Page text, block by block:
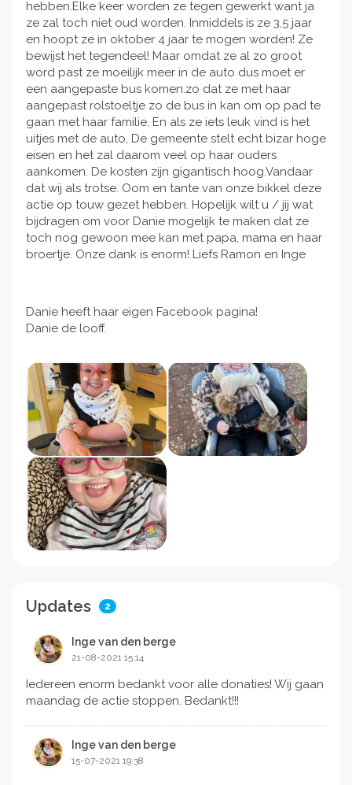
hebben.Elke keer worden ze tegen gewerkt want ja
ze zal toch niet oud worden. Inmiddels is ze 3,5 jaar
en hoopt ze in oktober 4 jaar te mogen worden! Ze
bewijst het tegendeel! Maar omdat ze al zo groot
word past ze moeilijk meer in de auto dus moet er
een aangepaste bus komen.zo dat ze met haar
aangepast rolstoeltje zo de bus in kan om op pad te
gaan met haar familie. En als ze iets leuk vind is het
uitjes met de auto, De gemeente stelt echt bizar hoge
eisen en het zal daarom veel op haar ouders
aankomen. De kosten zijn gigantisch hoog.Vandaar
dat wij als trotse. Oom en tante van onze bikkel deze
actie op touw gezet hebben. Hopelijk wilt u / jij wat
bijdragen om voor Danie mogelijk te maken dat ze
toch nog gewoon mee kan met papa, mama en haar
broertje. Onze dank is enorm! Liefs Ramon en Inge
Danie heeft haar eigen Facebook pagina!
Danie de looff.
Updates 2
Inge van den berge
21-08-2021 15:14
Iedereen enorm bedankt voor alle donaties! Wij gaan
maandag de actie stoppen. Bedankt!!!
Inge van den berge
15-07-2021 19:38